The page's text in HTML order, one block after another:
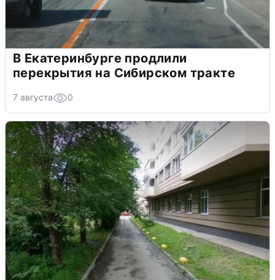
В Екатеринбурге продлили
перекрытия на Сибирском тракте
7 августа 0